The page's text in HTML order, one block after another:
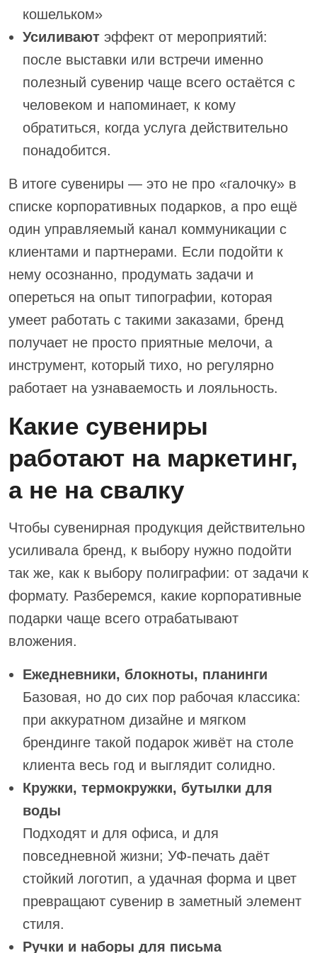
кошельком»
Усиливают эффект от мероприятий:
после выставки или встречи именно
полезный сувенир чаще всего остаётся с
человеком и напоминает, к кому
обратиться, когда услуга действительно
понадобится.
В итоге сувениры — это не про «галочку» в
списке корпоративных подарков, а про ещё
один управляемый канал коммуникации с
клиентами и партнерами. Если подойти к
нему осознанно, продумать задачи и
опереться на опыт типографии, которая
умеет работать с такими заказами, бренд
получает не просто приятные мелочи, а
инструмент, который тихо, но регулярно
работает на узнаваемость и лояльность.
Какие сувениры
работают на маркетинг,
а не на свалку
Чтобы сувенирная продукция действительно
усиливала бренд, к выбору нужно подойти
так же, как к выбору полиграфии: от задачи к
формату. Разберемся, какие корпоративные
подарки чаще всего отрабатывают
вложения.
Ежедневники, блокноты, планинги
Базовая, но до сих пор рабочая классика:
при аккуратном дизайне и мягком
брендинге такой подарок живёт на столе
клиента весь год и выглядит солидно.
Кружки, термокружки, бутылки для
воды
Подходят и для офиса, и для
повседневной жизни; УФ‑печать даёт
стойкий логотип, а удачная форма и цвет
превращают сувенир в заметный элемент
стиля.
Ручки и наборы для письма